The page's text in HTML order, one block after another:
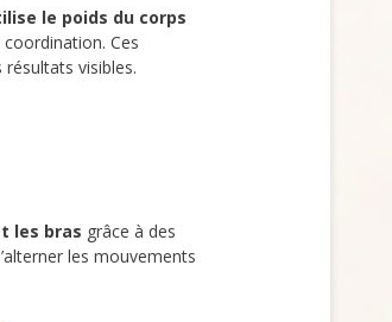
le poids du corps
Ces
visibles.
les bras grâce à des
les mouvements